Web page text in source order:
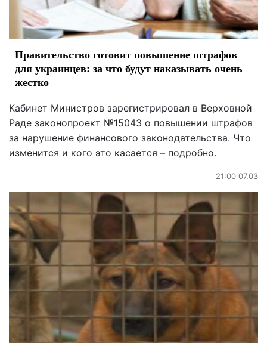
Правительство готовит повышение штрафов
для украинцев: за что будут наказывать очень
жестко
Кабинет Министров зарегистрировал в Верховной
Раде законопроект №15043 о повышении штрафов
за нарушение финансового законодательства. Что
изменится и кого это касается – подробно.
21:00 07.03